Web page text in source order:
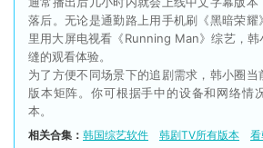
落后。无论是通勤路上用手机刷《黑暗荣
里用大屏电视看《Running Man》综艺，
缝的观看体验。
为了方便不同场景下的追剧需求，韩小圈
版本矩阵。你可根据手中的设备和网络情
本。
相关合集： 韩国综艺软件 韩剧TV所有版本